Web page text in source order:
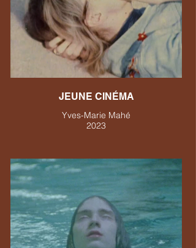
JEUNE CINÉMA
Yves-Marie Mahé
2023